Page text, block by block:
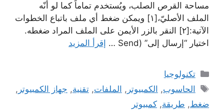
مساحة القرص الصلب، ويُستخدم تماماً كما لو أنّه
الملف الأصليّ،[١] ويمكن ضغط أي ملف باتباع الخطوات
الآتية:[٢] النقر بالزر الأيمن على الملف المراد ضغطه.
اختيار “إرسال إلى” (Send …
إقرأ المزيد
التصنيفات
تكنولوجيا
الوسوم
الحاسوب, الكمبيوتر , الملفات,تقنية, جهاز الكمبيوتر ,
ضغط, طريقة, كمبيوتر